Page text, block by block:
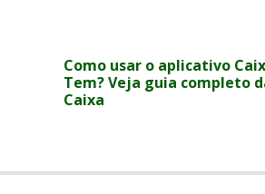
Como usar o aplicativo
Tem? Veja guia completo
Caixa